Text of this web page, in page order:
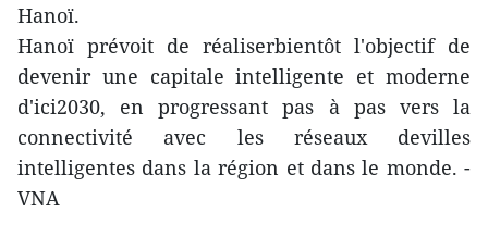
Hanoï.
Hanoï prévoit de réaliserbientôt l'objectif de
devenir une capitale intelligente et moderne
d'ici2030, en progressant pas à pas vers la
connectivité avec les réseaux devilles
intelligentes dans la région et dans le monde. -
VNA